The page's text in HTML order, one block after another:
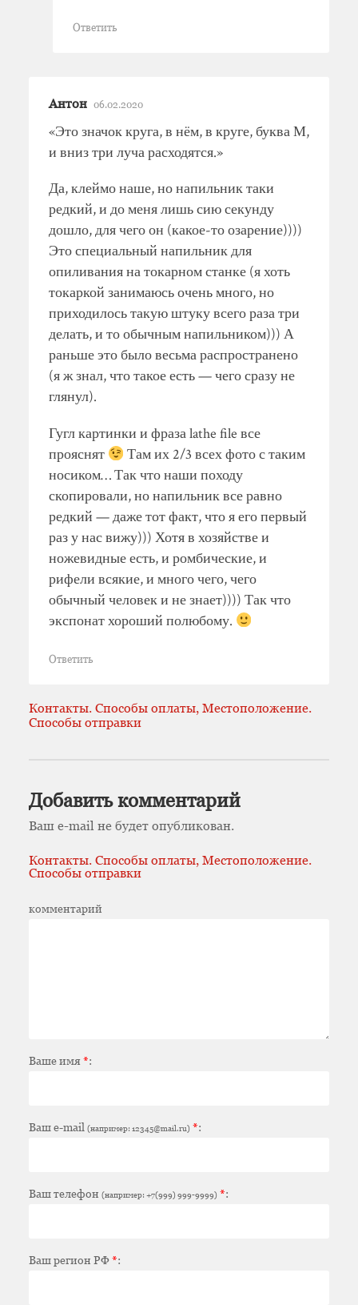
Ответить
Антон 06.02.2020
«Это значок круга, в нём, в круге, буква М,
и вниз три луча расходятся.»
Да, клеймо наше, но напильник таки
редкий, и до меня лишь сию секунду
дошло, для чего он (какое-то озарение))))
Это специальный напильник для
опиливания на токарном станке (я хоть
токаркой занимаюсь очень много, но
приходилось такую штуку всего раза три
делать, и то обычным напильником))) А
раньше это было весьма распространено
(я ж знал, что такое есть — чего сразу не
глянул).
Гугл картинки и фраза lathe file все
прояснят
Там их 2/3 всех фото с таким
носиком… Так что наши походу
скопировали, но напильник все равно
редкий — даже тот факт, что я его первый
раз у нас вижу))) Хотя в хозяйстве и
ножевидные есть, и ромбические, и
рифели всякие, и много чего, чего
обычный человек и не знает)))) Так что
экспонат хороший полюбому.
Ответить
Контакты. Способы оплаты, Местоположение.
Способы отправки
Добавить комментарий
Ваш e-mail не будет опубликован.
Контакты. Способы оплаты, Местоположение.
Способы отправки
комментарий
Ваше имя*:
Ваш e-mail (например: 12345@mail.ru) *:
Ваш телефон (например: +7(999) 999-9999) *:
Ваш регион РФ*: